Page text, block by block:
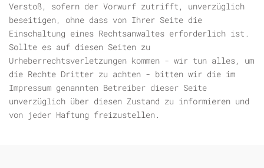
Verstoß, sofern der Vorwurf zutrifft, unverzüglich
beseitigen, ohne dass von Ihrer Seite die
Einschaltung eines Rechtsanwaltes erforderlich ist.
Sollte es auf diesen Seiten zu
Urheberrechtsverletzungen kommen - wir tun alles, um
die Rechte Dritter zu achten - bitten wir die im
Impressum genannten Betreiber dieser Seite
unverzüglich über diesen Zustand zu informieren und
von jeder Haftung freizustellen.